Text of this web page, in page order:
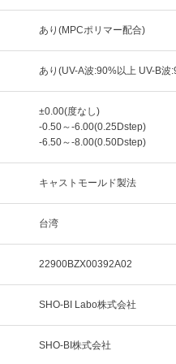
あり(MPCポリマー配合)
あり(UV-A波:90%以上 UV-B波
±0.00(度なし)
-0.50～-6.00(0.25Dstep)
-6.50～-8.00(0.50Dstep)
キャストモールド製法
台湾
22900BZX00392A02
SHO-BI Labo株式会社
SHO-BI株式会社